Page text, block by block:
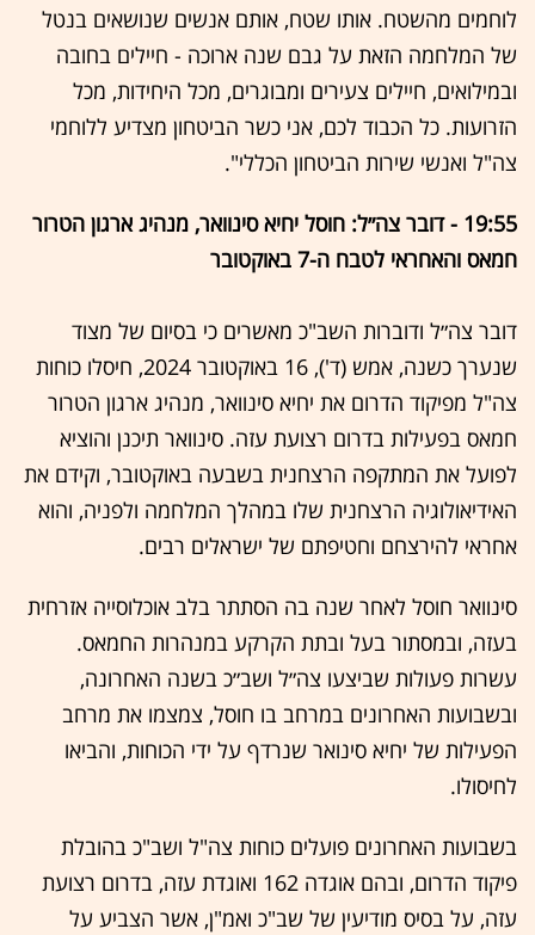
לוחמים מהשטח. אותו שטח, אותם אנשים שנושאים בנטל
של המלחמה הזאת על גבם שנה ארוכה - חיילים בחובה
ובמילואים, חיילים צעירים ומבוגרים, מכל היחידות, מכל
הזרועות. כל הכבוד לכם, אני כשר הביטחון מצדיע ללוחמי
צה"ל ואנשי שירות הביטחון הכללי".
19:55 -
דובר צה״ל: חוסל יחיא סינוואר, מנהיג ארגון הטרור
חמאס והאחראי לטבח ה-7 באוקטובר
דובר צה״ל ודוברות השב"כ מאשרים כי בסיום של מצוד
שנערך כשנה, אמש (ד'), 16 באוקטובר 2024, חיסלו כוחות
צה"ל מפיקוד הדרום את יחיא סינוואר, מנהיג ארגון הטרור
חמאס בפעילות בדרום רצועת עזה. סינוואר תיכנן והוציא
לפועל את המתקפה הרצחנית בשבעה באוקטובר, וקידם את
האידיאולוגיה הרצחנית שלו במהלך המלחמה ולפניה, והוא
אחראי להירצחם וחטיפתם של ישראלים רבים.
סינוואר חוסל לאחר שנה בה הסתתר בלב אוכלוסייה אזרחית
בעזה, ובמסתור בעל ובתת הקרקע במנהרות החמאס.
עשרות פעולות שביצעו צה״ל ושב״כ בשנה האחרונה,
ובשבועות האחרונים במרחב בו חוסל, צמצמו את מרחב
הפעילות של יחיא סינואר שנרדף על ידי הכוחות, והביאו
לחיסולו.
בשבועות האחרונים פועלים כוחות צה"ל ושב"כ בהובלת
פיקוד הדרום, ובהם אוגדה 162 ואוגדת עזה, בדרום רצועת
עזה, על בסיס מודיעין של שב"כ ואמ"ן, אשר הצביע על